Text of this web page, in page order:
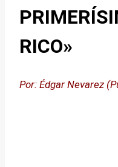
RICO»
Por: Édgar Nevarez